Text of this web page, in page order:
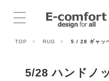
TOP > RUG > 5 / 28 ギャッ
5/28 ハンドノ